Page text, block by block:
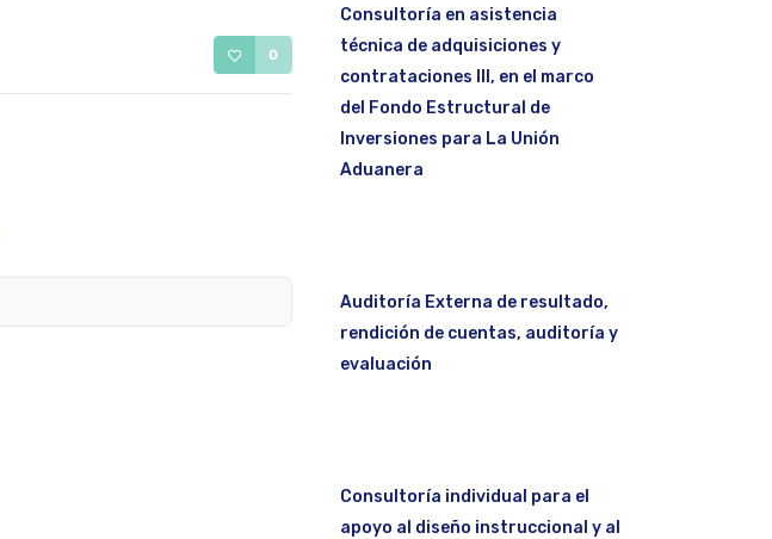
0
Consultoría en asistencia
técnica de adquisiciones y
contrataciones III, en el marco
del Fondo Estructural de
Inversiones para La Unión
Aduanera
Auditoría Externa de resultado,
rendición de cuentas, auditoría y
evaluación
Consultoría individual para el
apoyo al diseño instruccional y al